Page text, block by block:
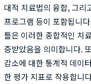
대적 치료법의 융합, 그리
프로그램 등이 포함됩니
틀은 이러한 종합적인 치
증받았음을 의미합니다.
감소에 대한 통계적 데이
한 평가 지표로 작용합니